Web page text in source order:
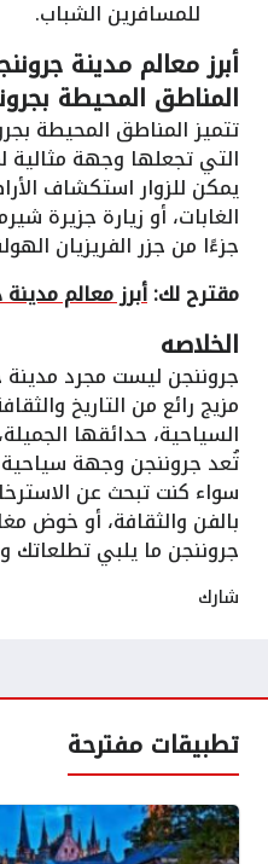
للمسافرين الشباب.
أبرز معالم مدينة
المناطق المحيطة
تتميز المناطق المحيطة
التي تجعلها وجهة مثالية
يمكن للزوار استكشاف
الغابات، أو زيارة جزيرة
جزءًا من جزر الفريزيان
مقترح لك:أبرز معالم
الخلاصه
جروننجن ليست مجرد مدينة
مزيج رائع من التاريخ
السياحية، حدائقها
تُعد جروننجن وجهة سياحية
سواء كنت تبحث عن
بالفن والثقافة، أو خوض
جروننجن ما يلبي تطلعاتك
شارك
تطبيقات مفترحة